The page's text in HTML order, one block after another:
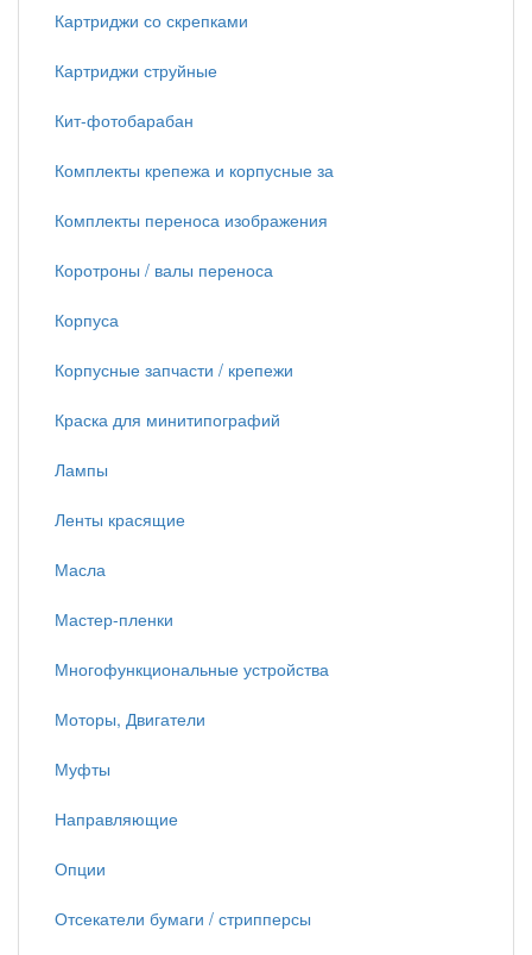
Картриджи со скрепками
Картриджи струйные
Кит-фотобарабан
Комплекты крепежа и корпусные за
Комплекты переноса изображения
Коротроны / валы переноса
Корпуса
Корпусные запчасти / крепежи
Краска для минитипографий
Лампы
Ленты красящие
Масла
Мастер-пленки
Многофункциональные устройства
Моторы, Двигатели
Муфты
Направляющие
Опции
Отсекатели бумаги / стрипперсы